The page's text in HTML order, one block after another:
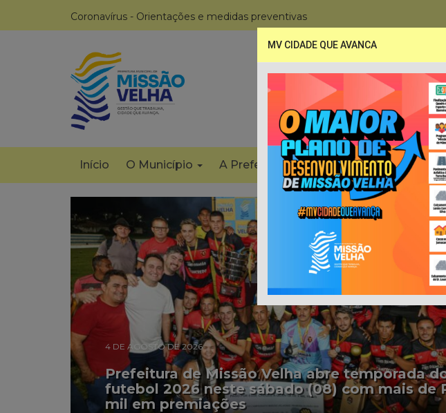
Coronavírus - Orientações e medidas preventivas
Início O Município A Prefeitura Secretarias
4 DE AGOSTO DE 2026
Prefeitura de Missão Velha abre temporada
futebol 2026 neste sábado (08) com mais de
mil em premiações
MV CIDADE QUE AVANCA